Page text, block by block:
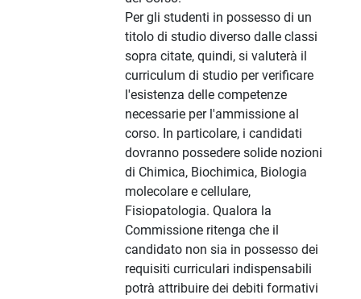
Per gli studenti in possesso di un
titolo di studio diverso dalle classi
sopra citate, quindi, si valuterà il
curriculum di studio per verificare
l'esistenza delle competenze
necessarie per l'ammissione al
corso. In particolare, i candidati
dovranno possedere solide nozioni
di Chimica, Biochimica, Biologia
molecolare e cellulare,
Fisiopatologia. Qualora la
Commissione ritenga che il
candidato non sia in possesso dei
requisiti curriculari indispensabili
potrà attribuire dei debiti formativi